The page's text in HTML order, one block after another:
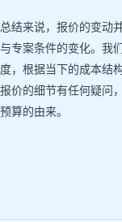
总结来说，报价的变动
与专案条件的变化。我
度，根据当下的成本结
报价的细节有任何疑问
预算的由来。